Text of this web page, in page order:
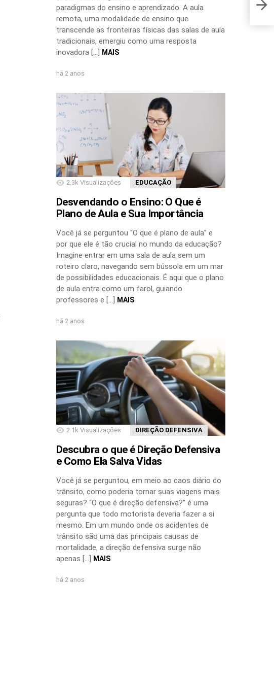
paradigmas do ensino e aprendizado. A aula
remota, uma modalidade de ensino que
transcende as fronteiras físicas das salas de aula
tradicionais, emergiu como uma resposta
inovadora […] MAIS
há 2 anos
2.3k Visualizações EDUCAÇÃO
Desvendando o Ensino: O Que é
Plano de Aula e Sua Importância
Você já se perguntou “O que é plano de aula” e
por que ele é tão crucial no mundo da educação?
Imagine entrar em uma sala de aula sem um
roteiro claro, navegando sem bússola em um mar
de possibilidades educacionais. É aqui que o plano
de aula entra como um farol, guiando
professores e […]
MAIS
há 2 anos
2.1k Visualizações DIREÇÃO DEFENSIVA
Descubra o que é Direção Defensiva
e Como Ela Salva Vidas
Você já se perguntou, em meio ao caos diário do
trânsito, como poderia tornar suas viagens mais
seguras? “O que é direção defensiva?” é uma
pergunta que todo motorista deveria fazer a si
mesmo. Em um mundo onde os acidentes de
trânsito são uma das principais causas de
mortalidade, a direção defensiva surge não
apenas […]
MAIS
há 2 anos